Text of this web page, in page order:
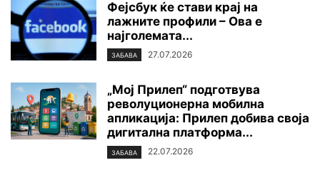
Фејсбук ќе стави крај на
лажните профили – Ова е
најголемата...
ЗАБАВА 27.07.2026
„Мој Прилеп“ подготвува
револуционерна мобилна
апликација: Прилеп добива своја
дигитална платформа...
ЗАБАВА 22.07.2026